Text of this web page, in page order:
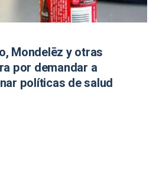
Mondelēz y otras
por demandar a
políticas de salud